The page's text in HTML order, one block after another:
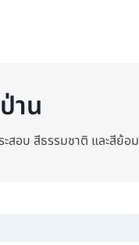
าน
ะสอบ สีธรรมชาติ และสีย้อม